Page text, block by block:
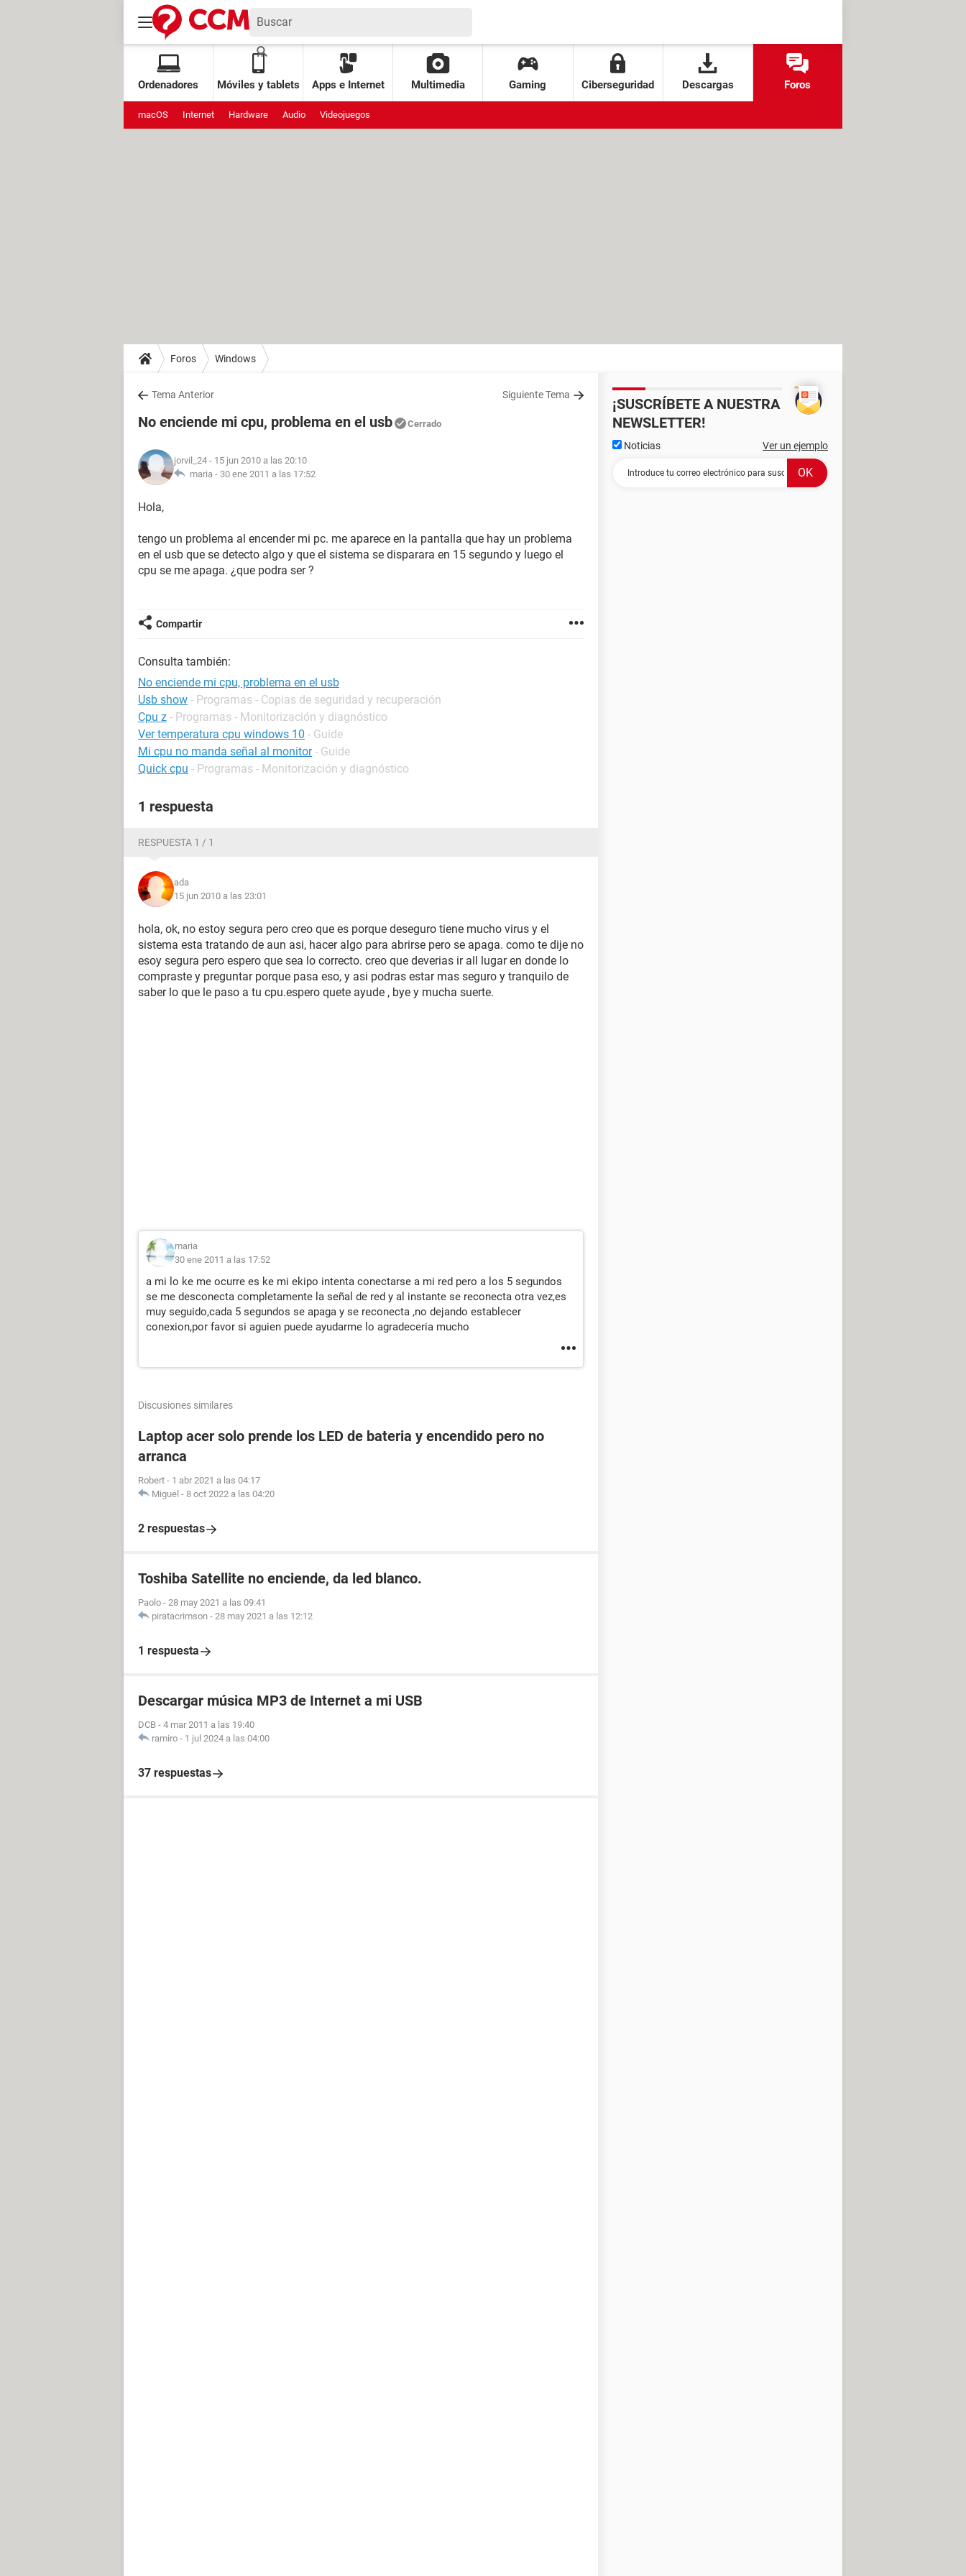
Ordenadores Móviles y tablets Apps e Internet Multimedia Gaming Ciberseguridad Descargas Foros
macOS Internet Hardware Audio Videojuegos
Foros Windows
Tema Anterior Siguiente Tema
No enciende mi cpu, problema en el usb Cerrado
jorvil_24 - 15 jun 2010 a las 20:10
maria - 30 ene 2011 a las 17:52
Hola,
tengo un problema al encender mi pc. me aparece en la pantalla que hay un problema
en el usb que se detecto algo y que el sistema se disparara en 15 segundo y luego el
cpu se me apaga. ¿que podra ser ?
Compartir
Consulta también:
No enciende mi cpu, problema en el usb
Usb show - Programas - Copias de seguridad y recuperación
Cpu z - Programas - Monitorización y diagnóstico
Ver temperatura cpu windows 10 - Guide
Mi cpu no manda señal al monitor - Guide
Quick cpu - Programas - Monitorización y diagnóstico
1 respuesta
RESPUESTA 1 / 1
ada
15 jun 2010 a las 23:01
hola, ok, no estoy segura pero creo que es porque deseguro tiene mucho virus y el
sistema esta tratando de aun asi, hacer algo para abrirse pero se apaga. como te dije no
esoy segura pero espero que sea lo correcto. creo que deverias ir all lugar en donde lo
compraste y preguntar porque pasa eso, y asi podras estar mas seguro y tranquilo de
saber lo que le paso a tu cpu.espero quete ayude , bye y mucha suerte.
maria
30 ene 2011 a las 17:52
a mi lo ke me ocurre es ke mi ekipo intenta conectarse a mi red pero a los 5 segundos
se me desconecta completamente la señal de red y al instante se reconecta otra vez,es
muy seguido,cada 5 segundos se apaga y se reconecta ,no dejando establecer
conexion,por favor si aguien puede ayudarme lo agradeceria mucho
Discusiones similares
Laptop acer solo prende los LED de bateria y encendido pero no
arranca
Robert - 1 abr 2021 a las 04:17
Miguel - 8 oct 2022 a las 04:20
2 respuestas
Toshiba Satellite no enciende, da led blanco.
Paolo - 28 may 2021 a las 09:41
piratacrimson - 28 may 2021 a las 12:12
1 respuesta
Descargar música MP3 de Internet a mi USB
DCB - 4 mar 2011 a las 19:40
ramiro - 1 jul 2024 a las 04:00
37 respuestas
¡SUSCRÍBETE A NUESTRA
NEWSLETTER!
Noticias Ver un ejemplo